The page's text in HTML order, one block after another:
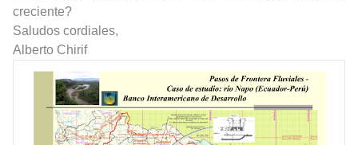
creciente?
Saludos cordiales,
Alberto Chirif